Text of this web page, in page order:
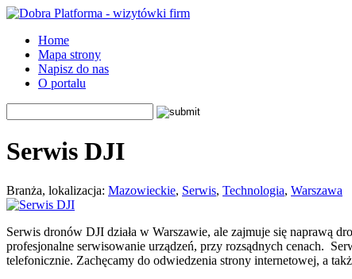
Home
Mapa strony
Napisz do nas
O portalu
Serwis DJI
Branża, lokalizacja: Mazowieckie, Serwis, Technologia, Warszawa
Serwis dronów DJI działa w Warszawie, ale zajmuje się naprawą
profesjonalne serwisowanie urządzeń, przy rozsądnych cenach.
telefonicznie. Zachęcamy do odwiedzenia strony internetowej, a